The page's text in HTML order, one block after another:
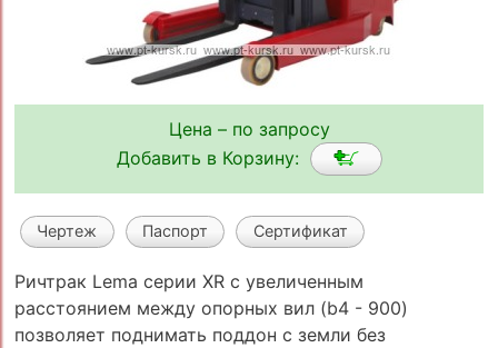
Цена – по запросу
Добавить в Корзину:
Чертеж Паспорт Сертификат
Ричтрак Lema серии XR с увеличенным
расстоянием между опорных вил (b4 - 900)
позволяет поднимать поддон с земли без